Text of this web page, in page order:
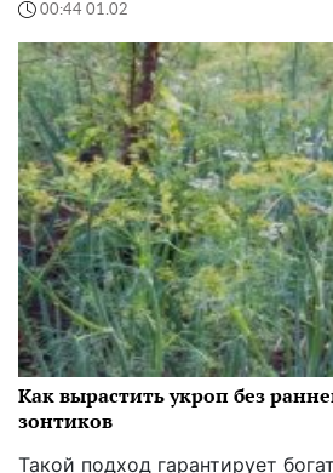
00:44 01.02
Как вырастить укроп без
зонтиков
Такой подход гарантирует